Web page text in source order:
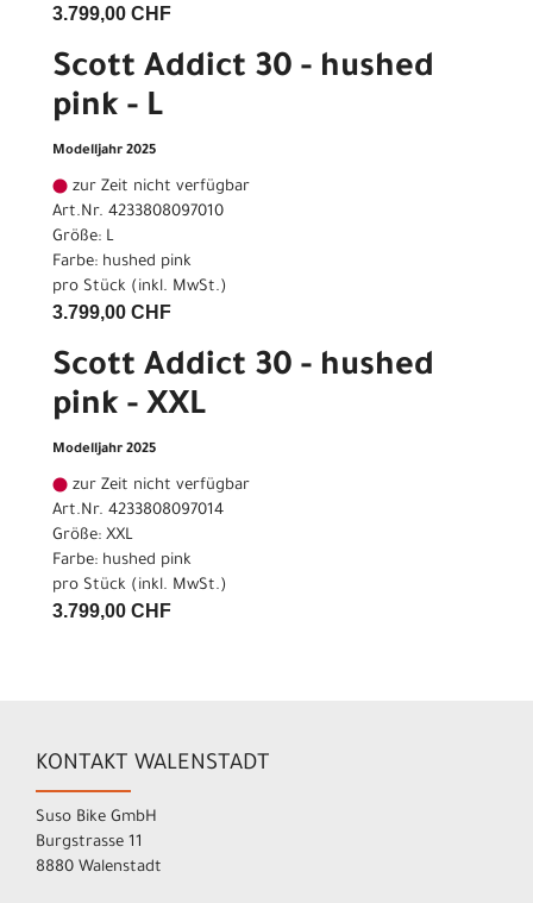
3.799,00 CHF
Scott Addict 30 - hushed
pink - L
Modelljahr 2025
zur Zeit nicht verfügbar
Art.Nr. 4233808097010
Größe: L
Farbe: hushed pink
pro Stück (inkl. MwSt.)
3.799,00 CHF
Scott Addict 30 - hushed
pink - XXL
Modelljahr 2025
zur Zeit nicht verfügbar
Art.Nr. 4233808097014
Größe: XXL
Farbe: hushed pink
pro Stück (inkl. MwSt.)
3.799,00 CHF
KONTAKT WALENSTADT
Suso Bike GmbH
Burgstrasse 11
8880 Walenstadt